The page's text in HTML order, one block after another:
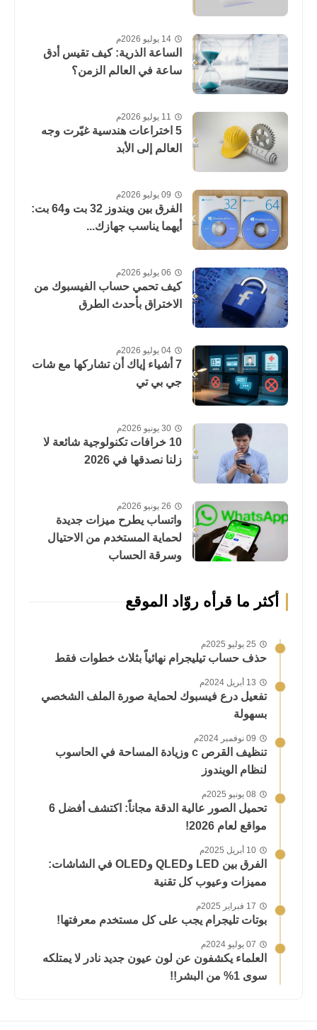
14 يوليو 2026م
الساعة الذرية: كيف تقيس أدق
ساعة في العالم الزمن؟
11 يوليو 2026م
5 اختراعات هندسية غيّرت وجه
العالم إلى الأبد
09 يوليو 2026م
الفرق بين ويندوز 32 بت و64 بت:
أيهما يناسب جهازك...
06 يوليو 2026م
كيف تحمي حساب الفيسبوك من
الاختراق بأحدث الطرق
04 يوليو 2026م
7 أشياء إياك أن تشاركها مع شات
جي بي تي
30 يونيو 2026م
10 خرافات تكنولوجية شائعة لا
زلنا نصدقها في 2026
26 يونيو 2026م
واتساب يطرح ميزات جديدة
لحماية المستخدم من الاحتيال
وسرقة الحساب
أكثر ما قرأه روّاد الموقع
25 يوليو 2025م
حذف حساب تيليجرام نهائياً بثلاث خطوات فقط
13 أبريل 2024م
تفعيل درع فيسبوك لحماية صورة الملف الشخصي
بسهولة
09 نوفمبر 2024م
تنظيف القرص c وزيادة المساحة في الحاسوب
لنظام الويندوز
08 يونيو 2025م
تحميل الصور عالية الدقة مجاناً: اكتشف أفضل 6
مواقع لعام 2026!
10 أبريل 2025م
الفرق بين LED وQLED وOLED في الشاشات:
مميزات وعيوب كل تقنية
17 فبراير 2025م
بوتات تليجرام يجب على كل مستخدم معرفتها!
07 يوليو 2024م
العلماء يكشفون عن لون عيون جديد نادر لا يمتلكه
سوى 1% من البشر!!